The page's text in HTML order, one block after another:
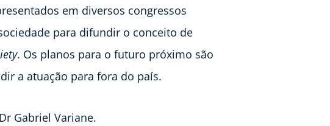
em diversos congressos
para difundir o conceito de
. Os planos para o futuro próximo são
a atuação para fora do país.
Gabriel Variane.